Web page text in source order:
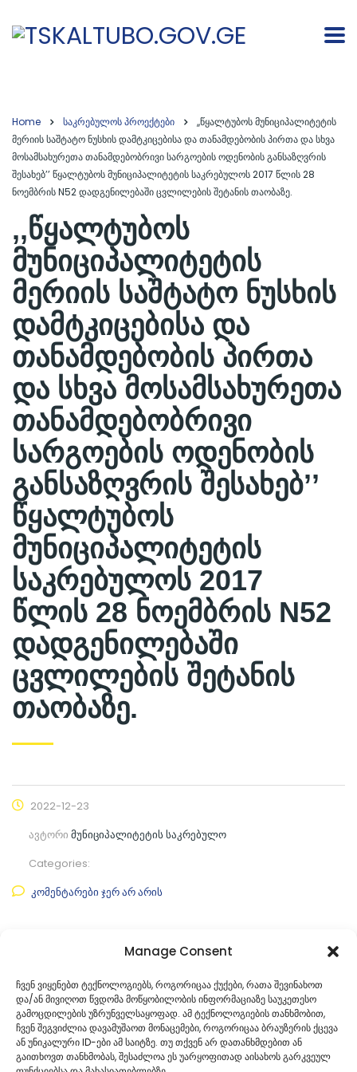
Manage Consent
ჩვენ ვიყენებთ ტექნოლოგიებს, როგორიცაა ქუქები, რათა შევინახოთ
და/ან მივიღოთ წვდომა მოწყობილობის ინფორმაციაზე საუკეთესო
გამოცდილების უზრუნველსაყოფად. ამ ტექნოლოგიების თანხმობით,
ჩვენ შეგვიძლია დავამუშაოთ მონაცემები, როგორიცაა ბრაუზერის ქცევა
ან უნიკალური ID-ები ამ საიტზე. თუ თქვენ არ დათანხმდებით ან
გაითხოვთ თანხმობას, შესაძლოა ეს უარყოფითად აისახოს გარკვეულ
Home საკრებულოს პროექტები
,,წყალტუბოს მუნიციპალიტეტის
მერიის საშტატო ნუსხის დამტკიცებისა და თანამდებობის პირთა და სხვა
მოსამსახურეთა თანამდებობრივი სარგოების ოდენობის განსაზღვრის
შესახებ’’ წყალტუბოს მუნიციპალიტეტის საკრებულოს 2017 წლის 28
ნოემბრის N52 დადგენილებაში ცვლილების შეტანის თაობაზე.
,,წყალტუბოს
მუნიციპალიტეტის
მერიის საშტატო ნუსხის
დამტკიცებისა და
თანამდებობის პირთა
და სხვა მოსამსახურეთა
თანამდებობრივი
სარგოების ოდენობის
განსაზღვრის შესახებ’’
წყალტუბოს
მუნიციპალიტეტის
საკრებულოს 2017
წლის 28 ნოემბრის N52
დადგენილებაში
ცვლილების შეტანის
თაობაზე.
2022-12-23
ავტორი მუნიციპალიტეტის საკრებულო
Categories:
კომენტარები ჯერ არ არის
ფაილის ნახვა
ფაილის ტიპი:pdf
კატეგორიასაკრებულოს პროექტები